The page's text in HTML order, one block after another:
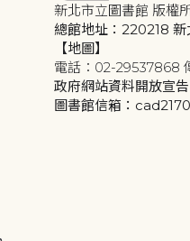
新北市立圖書館 版權
總館地址：220218
【地圖】
電話：02-29537868
政府網站資料開放宣告
圖書館信箱：